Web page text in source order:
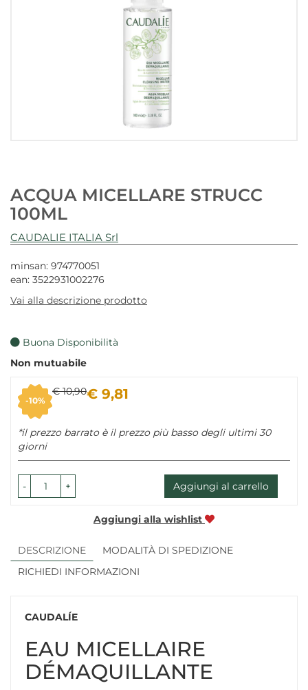
ACQUA MICELLARE STRUCC
100ML
CAUDALIE ITALIA Srl
minsan: 974770051
ean: 3522931002276
Vai alla descrizione prodotto
Buona Disponibilità
Non mutuabile
Sconto
del10%
€ 10,90Prezzo
scontato
€ 9,81
*il prezzo barrato è il prezzo più basso degli ultimi 30
giorni
- + Aggiungi al carrello
Aggiungi alla wishlist
DESCRIZIONE
MODALITÀ DI SPEDIZIONE
RICHIEDI INFORMAZIONI
CAUDALÍE
EAU MICELLAIRE
DÉMAQUILLANTE